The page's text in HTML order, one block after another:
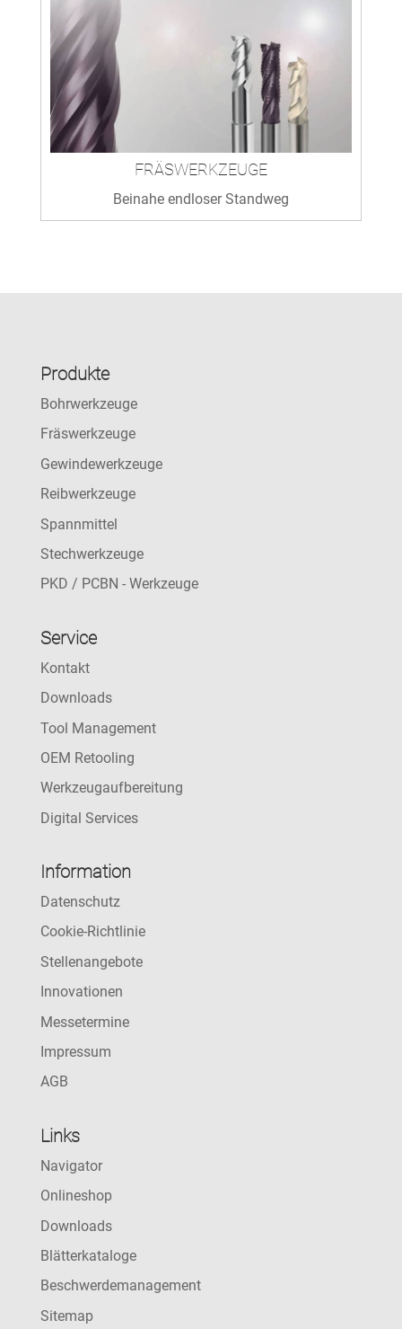
FRÄSWERKZEUGE
Beinahe endloser Standweg
Produkte
Bohrwerkzeuge
Fräswerkzeuge
Gewindewerkzeuge
Reibwerkzeuge
Spannmittel
Stechwerkzeuge
PKD / PCBN - Werkzeuge
Service
Kontakt
Downloads
Tool Management
OEM Retooling
Werkzeugaufbereitung
Digital Services
Information
Datenschutz
Cookie-Richtlinie
Stellenangebote
Innovationen
Messetermine
Impressum
AGB
Links
Navigator
Onlineshop
Downloads
Blätterkataloge
Beschwerdemanagement
Sitemap